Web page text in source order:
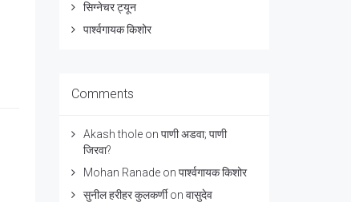
सिग्नेचर ट्यून
पार्श्वगायक किशोर
Comments
Akash tholeon पाणी अडवा; पाणी
जिरवा?
Mohan Ranadeon पार्श्वगायक किशोर
सुनील हरीहर कुलकर्णीon वासुदेव